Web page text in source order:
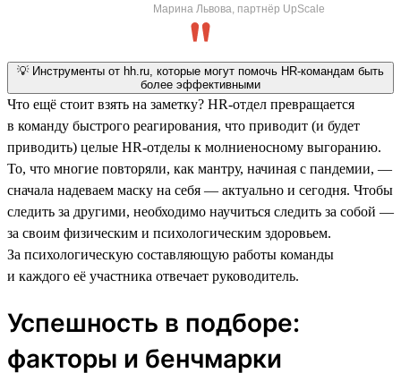
Марина Львова, партнёр UpScale
💡 Инструменты от hh.ru, которые могут помочь HR-командам быть
более эффективными
Что ещё стоит взять на заметку? HR-отдел превращается
в команду быстрого реагирования, что приводит (и будет
приводить) целые HR-отделы к молниеносному выгоранию.
То, что многие повторяли, как мантру, начиная с пандемии, —
сначала надеваем маску на себя — актуально и сегодня. Чтобы
следить за другими, необходимо научиться следить за собой —
за своим физическим и психологическим здоровьем.
За психологическую составляющую работы команды
и каждого её участника отвечает руководитель.
Успешность в подборе:
факторы и бенчмарки